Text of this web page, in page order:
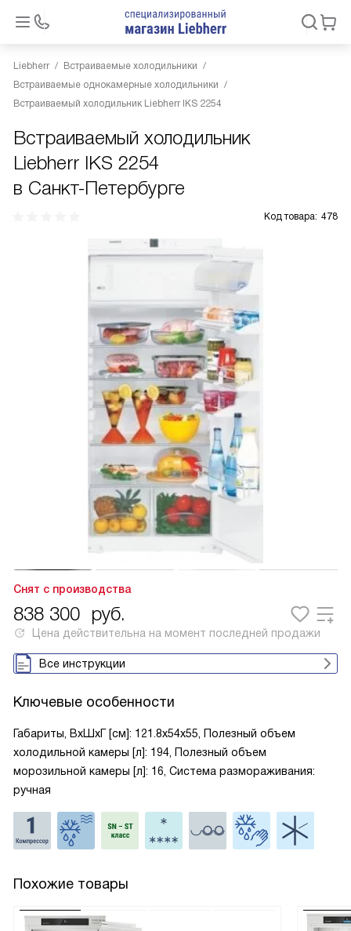
Liebherr
Встраиваемые холодильники
Встраиваемые однокамерные холодильники
Встраиваемый холодильник Liebherr IKS 2254
Встраиваемый холодильник
Liebherr IKS 2254
в Санкт-Петербурге
Код товара: 478
Снят с производства
838 300 руб.
Цена действительна на момент последней продажи
Все инструкции
Ключевые особенности
Габариты, ВxШxГ [см]: 121.8x54x55, Полезный объем
холодильной камеры [л]: 194, Полезный объем
морозильной камеры [л]: 16, Система размораживания:
ручная
Похожие товары